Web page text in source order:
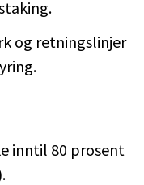
og retningslinjer
inntil 80 prosent